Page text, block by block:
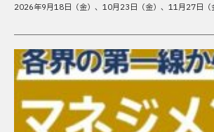
に学びながら、参 […]
2026年9月18日（金）、10月23日（金）、11月27日（